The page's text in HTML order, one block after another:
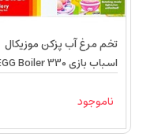
تخم مرغ آب پزکن موزیکال
اسباب بازی EGG Boiler 330
ناموجود